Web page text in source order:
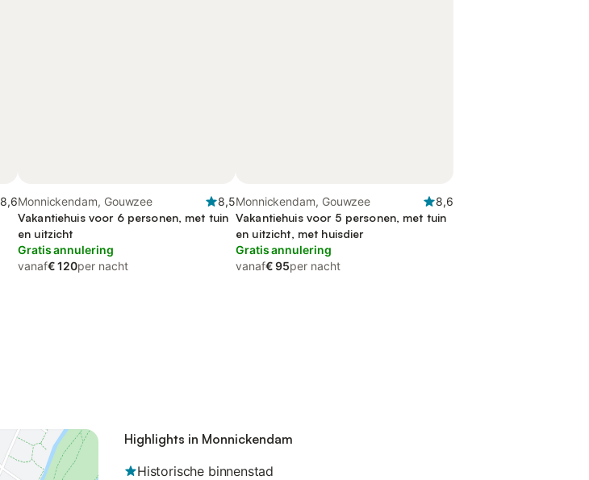
8,6Monnickendam, Gouwzee
8,5
Vakantiehuis voor 6 personen, met tuin
en uitzicht
Gratis annulering
vanaf€ 120per nacht
Monnickendam, Gouwzee
8,6
Vakantiehuis voor 5 personen, met tuin
en uitzicht, met huisdier
Gratis annulering
vanaf€ 95per nacht
Highlights in Monnickendam
Historische binnenstad